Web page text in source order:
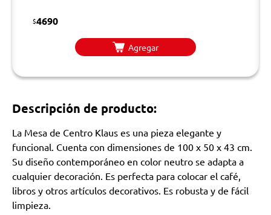
$4690
Agregar
Descripción de producto:
La Mesa de Centro Klaus es una pieza elegante y
funcional. Cuenta con dimensiones de 100 x 50 x 43 cm.
Su diseño contemporáneo en color neutro se adapta a
cualquier decoración. Es perfecta para colocar el café,
libros y otros artículos decorativos. Es robusta y de fácil
limpieza.